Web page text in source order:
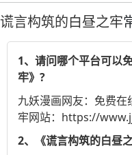
谎言构筑的白昼之牢
1、请问哪个平台可以
牢》?
九妖漫画网友：免费在
牢网站：https://
2、《谎言构筑的白昼